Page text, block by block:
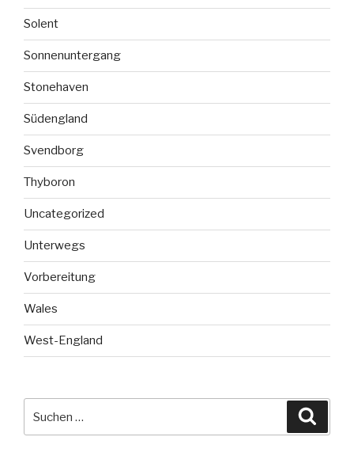
Solent
Sonnenuntergang
Stonehaven
Südengland
Svendborg
Thyboron
Uncategorized
Unterwegs
Vorbereitung
Wales
West-England
nach: